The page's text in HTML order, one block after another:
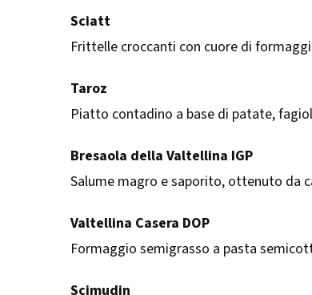
Sciatt
Frittelle croccanti con cuore di
Taroz
Piatto contadino a base di patate,
Bresaola della Valtellina IGP
Salume magro e saporito, ottenuto da
Valtellina Casera DOP
Formaggio semigrasso a pasta
Scimudin